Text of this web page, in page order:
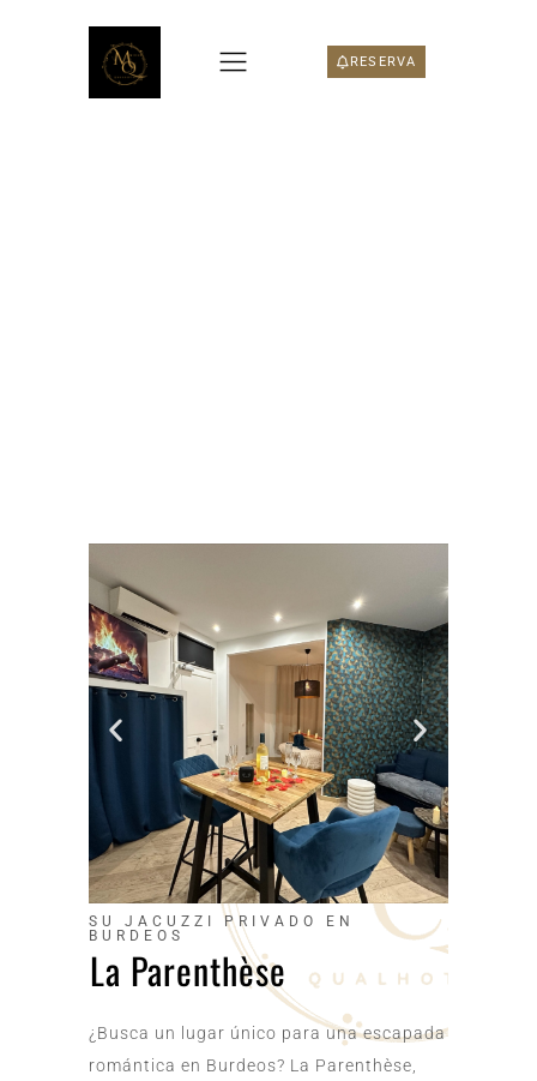
RESERVA
SU JACUZZI PRIVADO EN
BURDEOS
La Parenthèse
¿Busca un lugar único para una escapada
romántica en Burdeos? La Parenthèse,